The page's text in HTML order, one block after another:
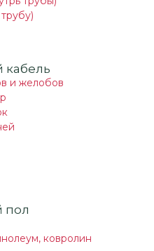
и желобов
пол
ковролин